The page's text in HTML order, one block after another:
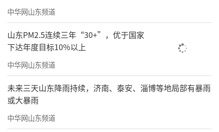
中华网山东频道
山东PM2.5连续三年“30+”，优于国家
下达年度目标10%以上
中华网山东频道
未来三天山东降雨持续，济南、泰安、淄博等地局部有暴雨
或大暴雨
中华网山东频道